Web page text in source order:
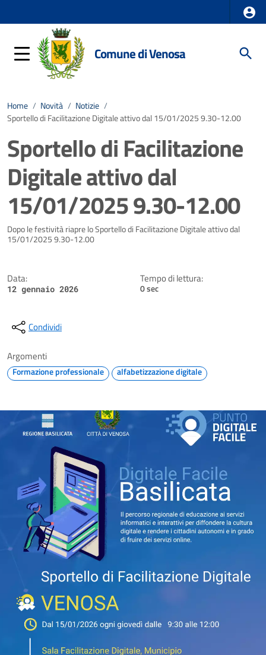
Comune di Venosa
Home / Novità / Notizie /
Sportello di Facilitazione Digitale attivo dal 15/01/2025 9.30-12.00
Sportello di Facilitazione
Digitale attivo dal
15/01/2025 9.30-12.00
Dettagli della notizia
Dopo le festività riapre lo Sportello di Facilitazione Digitale attivo dal
15/01/2025 9.30-12.00
Data:
12 gennaio 2026
Tempo di lettura:
0 sec
Condividi
Argomenti
Formazione professionale alfabetizzazione digitale